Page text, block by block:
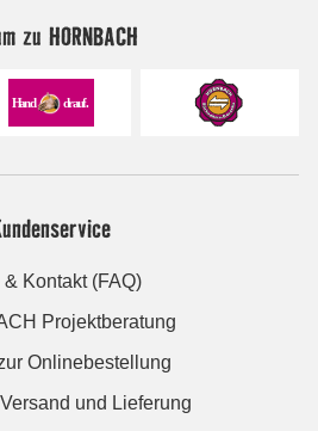
zu HORNBACH
& Kontakt (FAQ)
Projektberatung
Onlinebestellung
und Lieferung